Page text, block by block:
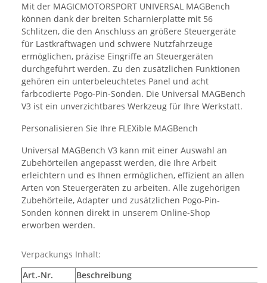
Mit der MAGICMOTORSPORT UNIVERSAL MAGBench
können dank der breiten Scharnierplatte mit 56
Schlitzen, die den Anschluss an größere Steuergeräte
für Lastkraftwagen und schwere Nutzfahrzeuge
ermöglichen, präzise Eingriffe an Steuergeräten
durchgeführt werden. Zu den zusätzlichen Funktionen
gehören ein unterbeleuchtetes Panel und acht
farbcodierte Pogo-Pin-Sonden. Die Universal MAGBench
V3 ist ein unverzichtbares Werkzeug für Ihre Werkstatt.
Personalisieren Sie Ihre FLEXible MAGBench
Universal MAGBench V3 kann mit einer Auswahl an
Zubehörteilen angepasst werden, die Ihre Arbeit
erleichtern und es Ihnen ermöglichen, effizient an allen
Arten von Steuergeräten zu arbeiten. Alle zugehörigen
Zubehörteile, Adapter und zusätzlichen Pogo-Pin-
Sonden können direkt in unserem Online-Shop
erworben werden.
Verpackungs Inhalt:
Art.-Nr.
Beschreibung